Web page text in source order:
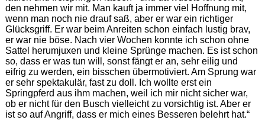
den nehmen wir mit. Man kauft ja immer viel Hoffnung mit,
wenn man noch nie drauf saß, aber er war ein richtiger
Glücksgriff. Er war beim Anreiten schon einfach lustig brav,
er war nie böse. Nach vier Wochen konnte ich schon ohne
Sattel herumjuxen und kleine Sprünge machen. Es ist schon
so, dass er was tun will, sonst fängt er an, sehr eilig und
eifrig zu werden, ein bisschen übermotiviert. Am Sprung war
er sehr spektakulär, fast zu doll. Ich wollte erst ein
Springpferd aus ihm machen, weil ich mir nicht sicher war,
ob er nicht für den Busch vielleicht zu vorsichtig ist. Aber er
ist so auf Angriff, dass er mich eines Besseren belehrt hat.“